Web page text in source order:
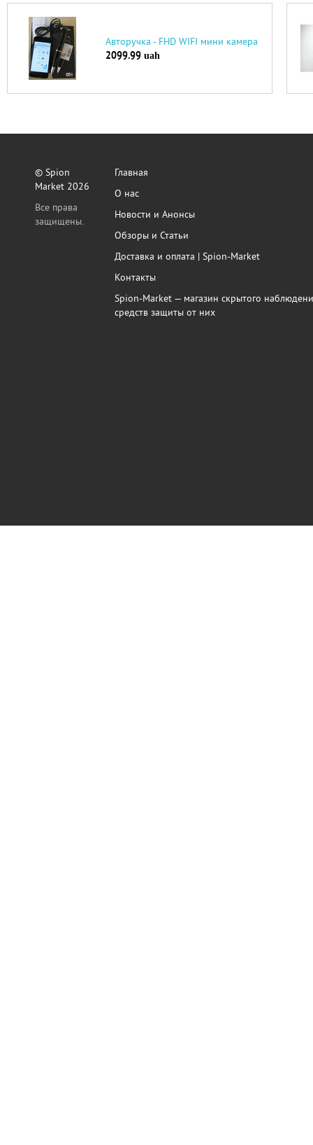
Авторучка - FHD WIFI мини камера
2099.99 uah
© Spion
Market 2026
Все права
защищены.
Главная
О нас
Новости и Анонсы
Обзоры и Статьи
Доставка и оплата | Spion-Market
Контакты
Spion-Market — магазин скрытого
средств защиты от них